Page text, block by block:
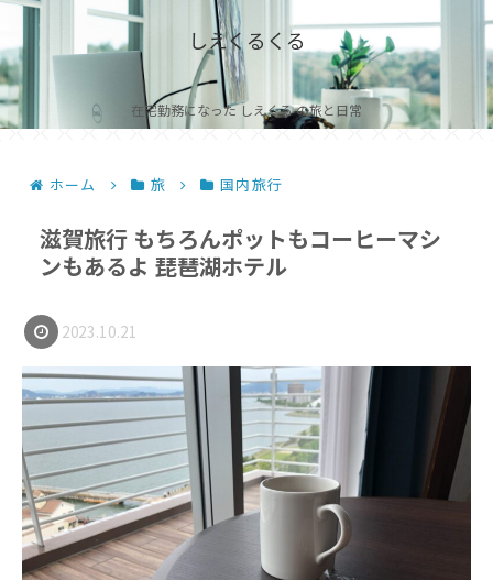
しえくるくる
在宅勤務になった しえくる の旅と日常
ホーム 旅 国内旅行
滋賀旅行 もちろんポットもコーヒーマシ
ンもあるよ 琵琶湖ホテル
2023.10.21